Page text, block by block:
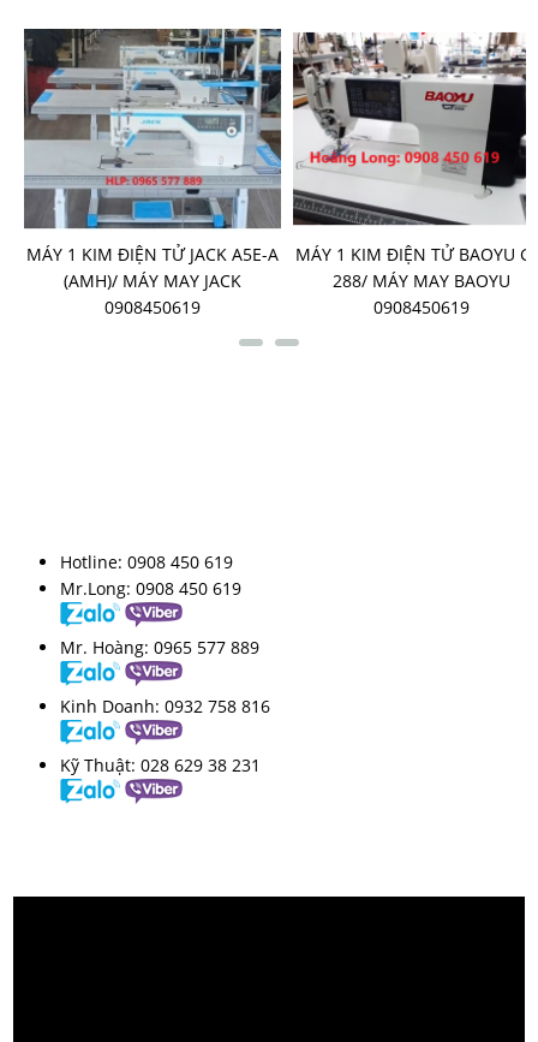
MÁY 1 KIM ĐIỆN TỬ JACK A5E-A
(AMH)/ MÁY MAY JACK
0908450619
MÁY 1 KIM ĐIỆN TỬ BAOYU
288/ MÁY MAY BAOYU
0908450619
Hotline: 0908 450 619
Mr.Long: 0908 450 619
Mr. Hoàng: 0965 577 889
Kinh Doanh: 0932 758 816
Kỹ Thuật: 028 629 38 231